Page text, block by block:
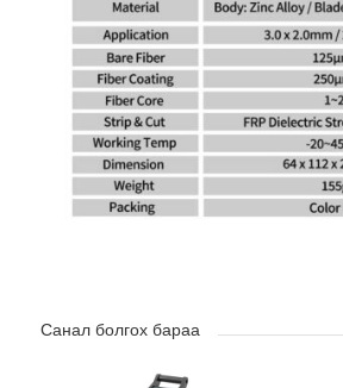
Санал болгох бараа